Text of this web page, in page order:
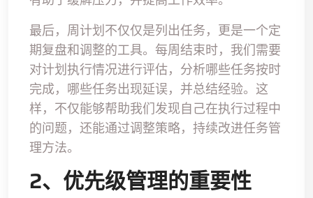
最后，周计划不仅仅是列出任务，更是一个定
期复盘和调整的工具。每周结束时，我们需要
对计划执行情况进行评估，分析哪些任务按时
完成，哪些任务出现延误，并总结经验。这
样，不仅能够帮助我们发现自己在执行过程中
的问题，还能通过调整策略，持续改进任务管
理方法。
2、优先级管理的重要性